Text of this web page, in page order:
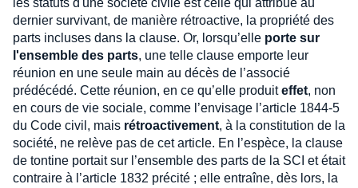
les statuts d'une société civile est celle qui attribue au
dernier survivant, de manière rétroactive, la propriété des
parts incluses dans la clause. Or, lorsqu’elle porte sur
l'ensemble des parts, une telle clause emporte leur
réunion en une seule main au décès de l’associé
prédécédé. Cette réunion, en ce qu’elle produiteffet, non
en cours de vie sociale, comme l’envisage l’article 1844-5
du Code civil, mais rétroactivement, à la constitution de la
société, ne relève pas de cet article. En l’espèce, la clause
de tontine portait sur l’ensemble des parts de la SCI et était
contraire à l’article 1832 précité ; elle entraîne, dès lors, la